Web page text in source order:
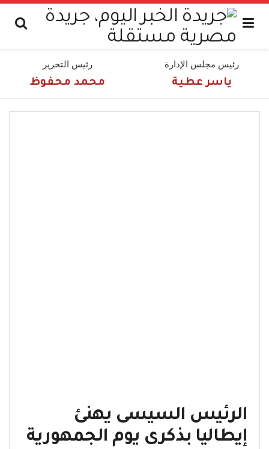
رئيس مجلس الإدارة
ياسر عطية
رئيس التحرير
محمد محفوظ
الرئيس السيسى يهنئ
إيطاليا بذكرى يوم الجمهورية